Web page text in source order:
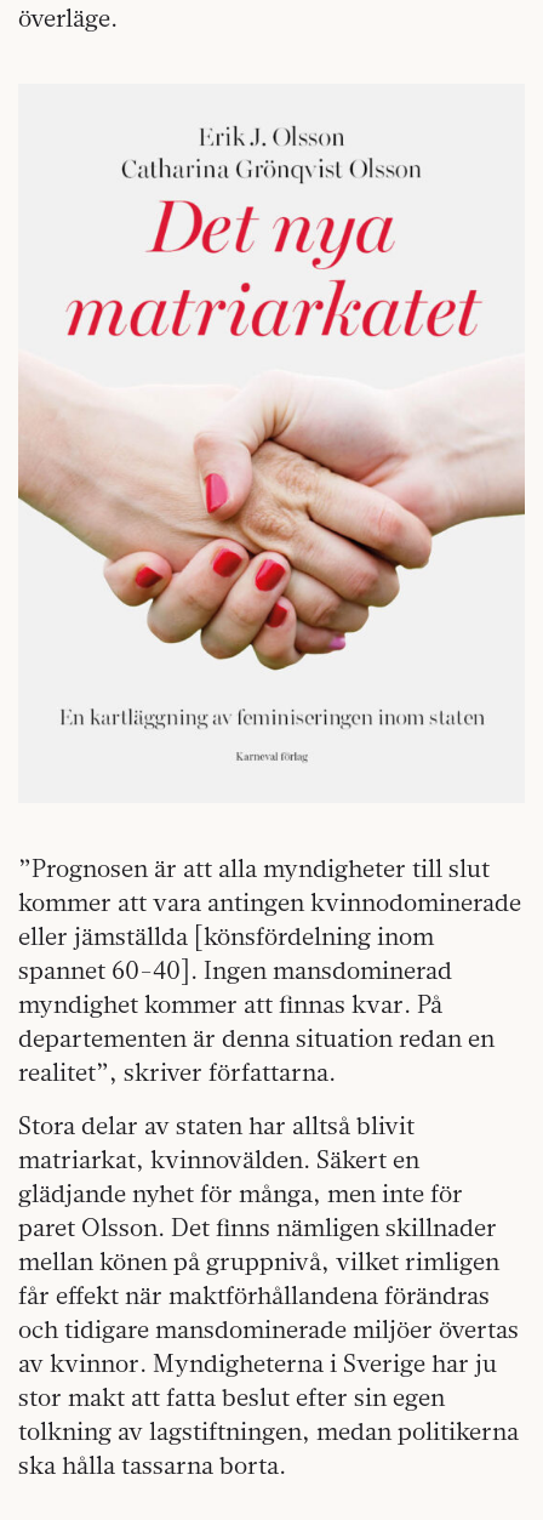
överläge.
”Prognosen är att alla myndigheter till slut
kommer att vara antingen kvinnodominerade
eller jämställda [könsfördelning inom
spannet 60-40]. Ingen mansdominerad
myndighet kommer att finnas kvar. På
departementen är denna situation redan en
realitet”, skriver författarna.
Stora delar av staten har alltså blivit
matriarkat, kvinnovälden. Säkert en
glädjande nyhet för många, men inte för
paret Olsson. Det finns nämligen skillnader
mellan könen på gruppnivå, vilket rimligen
får effekt när maktförhållandena förändras
och tidigare mansdominerade miljöer övertas
av kvinnor. Myndigheterna i Sverige har ju
stor makt att fatta beslut efter sin egen
tolkning av lagstiftningen, medan politikerna
ska hålla tassarna borta.